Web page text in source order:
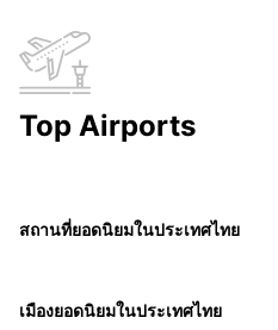
Top Airports
สถานที่ยอดนิยมในประเทศไทย
เมืองยอดนิยมในประเทศไทย